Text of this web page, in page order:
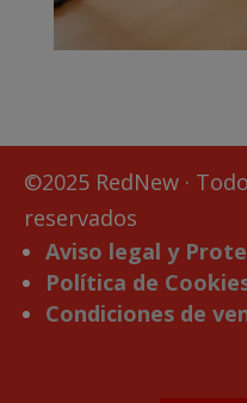
©2025 RedNew ·
reservados
Aviso legal y
Política de
Condiciones de